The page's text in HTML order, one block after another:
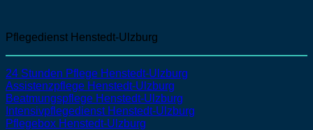
Pflegedienst Henstedt-Ulzburg
24 Stunden Pflege Henstedt-Ulzburg
Assistenzpflege Henstedt-Ulzburg
Beatmungspflege Henstedt-Ulzburg
Intensivpflegedienst Henstedt-Ulzburg
Pflegebox Henstedt-Ulzburg